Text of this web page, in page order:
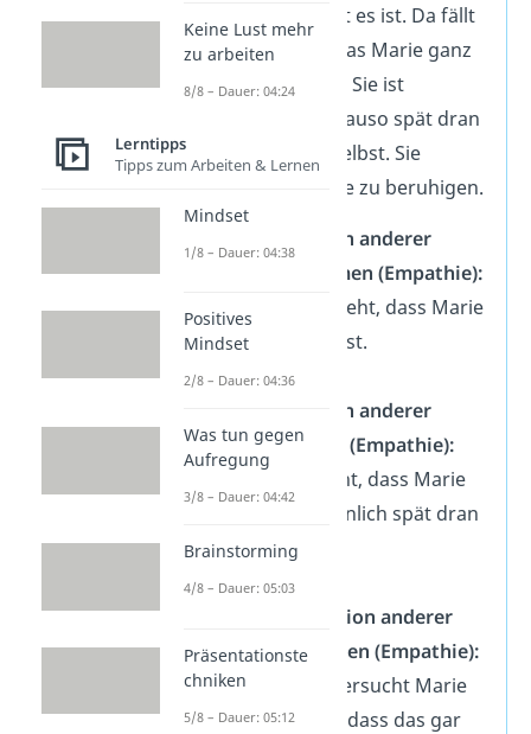
Marie wie spät es ist. Da fällt
ihr auf, dass das Marie ganz
nervös macht. Sie ist
bestimmt genauso spät dran
wie die Frau selbst. Sie
versucht Marie zu beruhigen.
Emotion anderer
wahrnehmen (Empathie):
Die Frau sieht, dass Marie
gestresst ist.
Emotion anderer
verstehen (Empathie):
Sie versteht, dass Marie
wahrscheinlich spät dran
ist.
Emotion anderer
beeinflussen (Empathie):
Die Frau versucht Marie
zu zeigen, dass das gar
Keine Lust mehr
zu arbeiten
8/8 – Dauer: 04:24
Lerntipps
Tipps zum Arbeiten & Lernen
Mindset
1/8 – Dauer: 04:38
Positives
Mindset
2/8 – Dauer: 04:36
Was tun gegen
Aufregung
3/8 – Dauer: 04:42
Brainstorming
4/8 – Dauer: 05:03
Präsentationste
chniken
5/8 – Dauer: 05:12